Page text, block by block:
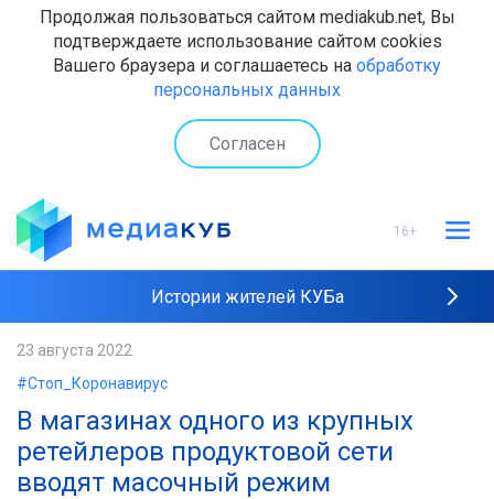
Продолжая пользоваться сайтом mediakub.net, Вы
подтверждаете использование сайтом cookies
Вашего браузера и соглашаетесь на обработку
персональных данных
Согласен
16+
Истории жителей КУБа
23 августа 2022
#Стоп_Коронавирус
В магазинах одного из крупных
ретейлеров продуктовой сети
вводят масочный режим